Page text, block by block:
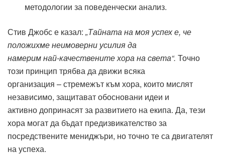
методологии за поведенчески анализ.
Стив Джобс е казал: „Тайната на моя успех е, че
положихме неимоверни усилия да
намерим най-качествените хора на света“. Точно
този принцип трябва да движи всяка
организация – стремежът към хора, които мислят
независимо, защитават обосновани идеи и
активно допринасят за развитието на екипа. Да, тези
хора могат да бъдат предизвикателство за
посредствените мениджъри, но точно те са двигателят
на успеха.